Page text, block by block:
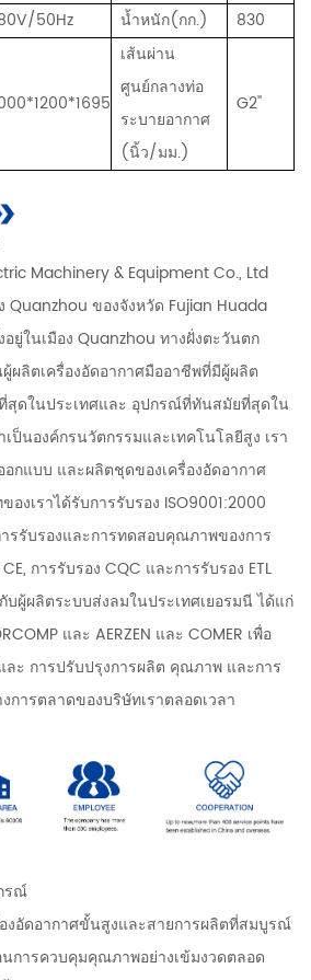
50Hz น้ำหนัก(กก.) 830
เส้นผ่าน
ศูนย์กลางท่อ
ระบายอากาศ
(นิ้ว/มม.)
G2''
Machinery & Equipment Co., Ltd
Quanzhou ของจังหวัด Fujian Huada
ยู่ในเมือง Quanzhou ทางฝั่งตะวันตก
ผลิตเครื่องอัดอากาศมืออาชีพที่มีผู้ผลิต
สุดในประเทศและ อุปกรณ์ที่ทันสมัยที่สุดใน
ป็นองค์กรนวัตกรรมและเทคโนโลยีสูง เรา
กแบบ และผลิตชุดของเครื่องอัดอากาศ
งเราได้รับการรับรอง ISO9001:2000
รรับรองและการทดสอบคุณภาพของการ
การรับรอง CQC และการรับรอง ETL
บผู้ผลิตระบบส่งลมในประเทศเยอรมนี ได้แก่
และ AERZEN และ COMER เพื่อ
ะ การปรับปรุงการผลิต คุณภาพ และการ
การตลาดของบริษัทเราตลอดเวลา
รณ์
งอัดอากาศขั้นสูงและสายการผลิตที่สมบูรณ์
การควบคุมคุณภาพอย่างเข้มงวดตลอด